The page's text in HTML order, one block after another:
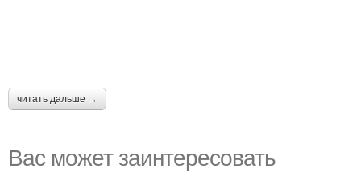
читать дальше →
Вас может заинтересовать